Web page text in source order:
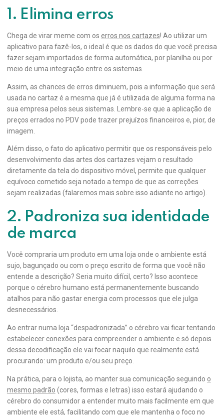
1. Elimina erros
Chega de virar meme com os erros nos cartazes! Ao utilizar um
aplicativo para fazê-los, o ideal é que os dados do que você precisa
fazer sejam importados de forma automática, por planilha ou por
meio de uma integração entre os sistemas.
Assim, as chances de erros diminuem, pois a informação que será
usada no cartaz é a mesma que já é utilizada de alguma forma na
sua empresa pelos seus sistemas. Lembre-se que a aplicação de
preços errados no PDV pode trazer prejuízos financeiros e, pior, de
imagem.
Além disso, o fato do aplicativo permitir que os responsáveis pelo
desenvolvimento das artes dos cartazes vejam o resultado
diretamente da tela do dispositivo móvel, permite que qualquer
equívoco cometido seja notado a tempo de que as correções
sejam realizadas (falaremos mais sobre isso adiante no artigo).
2. Padroniza sua identidade
de marca
Você compraria um produto em uma loja onde o ambiente está
sujo, bagunçado ou com o preço escrito de forma que você não
entende a descrição? Seria muito difícil, certo? Isso acontece
porque o cérebro humano está permanentemente buscando
atalhos para não gastar energia com processos que ele julga
desnecessários.
Ao entrar numa loja “despadronizada” o cérebro vai ficar tentando
estabelecer conexões para compreender o ambiente e só depois
dessa decodificação ele vai focar naquilo que realmente está
procurando: um produto e/ou seu preço.
Na prática, para o lojista, ao manter sua comunicação seguindo o
mesmo padrão (cores, formas e letras) isso estará ajudando o
cérebro do consumidor a entender muito mais facilmente em que
ambiente ele está, facilitando com que ele mantenha o foco no